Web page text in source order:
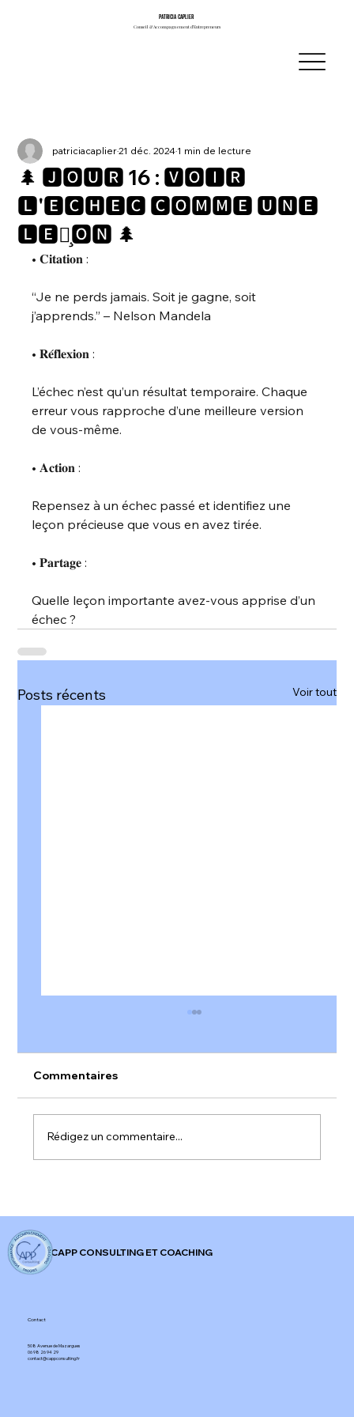
PATRICIA CAPLIER
PATRICIA CAPLIER
Conseil & Accompagnement d’Entrepreneurs
Conseil & Accompagnement d’Entrepreneurs
🌲 🅹🅾🆄🆁 16 : 🆅🅾🅸🆁
🅻'🅴́🅲🅷🅴🅲 🅲🅾🅼🅼🅴 🆄🅽🅴
🅻🅴🅲̧🅾🅽 🌲
patriciacaplier21 déc. 20241 min de lecture
• 𝐂𝐢𝐭𝐚𝐭𝐢𝐨𝐧 :
“Je ne perds jamais. Soit je gagne, soit
j’apprends.” – Nelson Mandela
• 𝐑𝐞́𝐟𝐥𝐞𝐱𝐢𝐨𝐧 :
L’échec n’est qu’un résultat temporaire. Chaque
erreur vous rapproche d’une meilleure version
de vous-même.
• 𝐀𝐜𝐭𝐢𝐨𝐧 :
Repensez à un échec passé et identifiez une
leçon précieuse que vous en avez tirée.
• 𝐏𝐚𝐫𝐭𝐚𝐠𝐞 :
Quelle leçon importante avez-vous apprise d’un
échec ?
Posts récents Voir tout
𝐅𝐫𝐚𝐧𝐜𝐞 !
Commentaires
Rédigez un commentaire...
CAPP CONSULTING ET COACHING
Contact
508 Avenue de Mazargues​
06 98 26 94 29​
contact@cappconsulting.fr